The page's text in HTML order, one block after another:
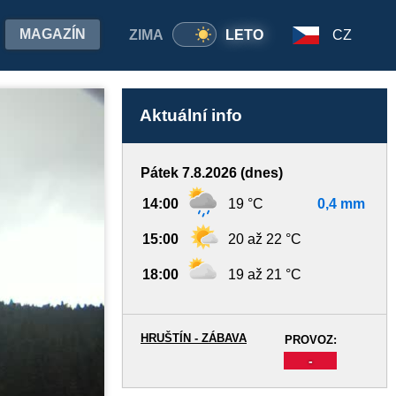
ZIMA LETO
MAGAZÍN CZ
Aktuální info
Pátek 7.8.2026 (dnes)
14:00 19 °C 0,4 mm
15:00 20 až 22 °C
18:00 19 až 21 °C
PROVOZ:
-
HRUŠTÍN - ZÁBAVA